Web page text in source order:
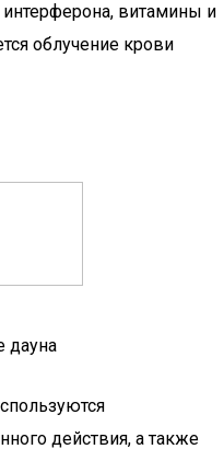
витамины и
облучение крови
дауна
действия, а также